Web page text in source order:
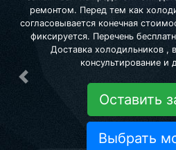
ремонтом. Перед тем как
согласовывается конечная
фиксируется. Перечень
Доставка холодильников ,
консультирование и
Оставить
Выбрать
Предыдущая